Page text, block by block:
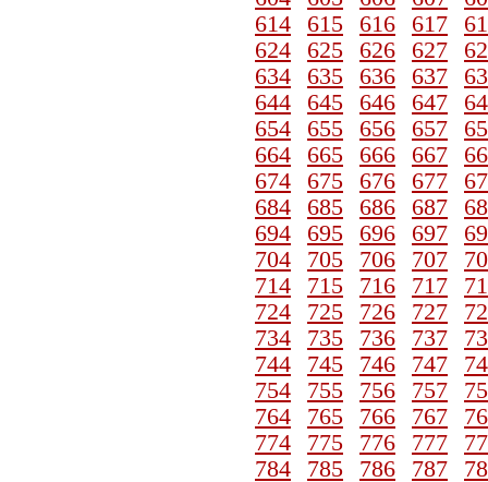
614
615 616 617
624
625 626 627
634
635 636 637
644
645 646 647
654
655 656 657
664
665 666 667
674
675 676 677
684
685 686 687
694
695 696 697
704
705 706 707
714
715 716 717
724
725 726 727
734
735 736 737
744
745 746 747
754
755 756 757
764
765 766 767
774
775 776 777
784
785 786 787